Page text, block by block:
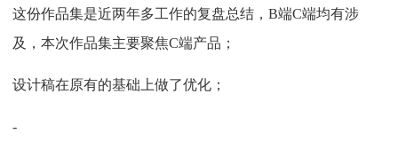
这份作品集是近两年多工作的复盘总结，B端C端均有涉
及，本次作品集主要聚焦C端产品；
设计稿在原有的基础上做了优化；
-